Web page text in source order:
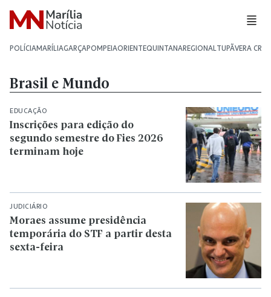
POLÍCIAMARÍLIAGARÇAPOMPEIAORIENTEQUINTANAREGIONALTUPÃVERA CRUZ
Brasil e Mundo
EDUCAÇÃO
Inscrições para edição do
segundo semestre do Fies 2026
terminam hoje
JUDICIÁRIO
Moraes assume presidência
temporária do STF a partir desta
sexta-feira